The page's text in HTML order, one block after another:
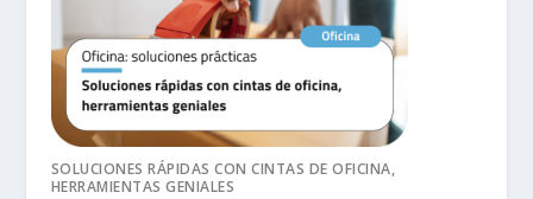
SOLUCIONES RÁPIDAS CON CINTAS DE OFICINA,
HERRAMIENTAS GENIALES